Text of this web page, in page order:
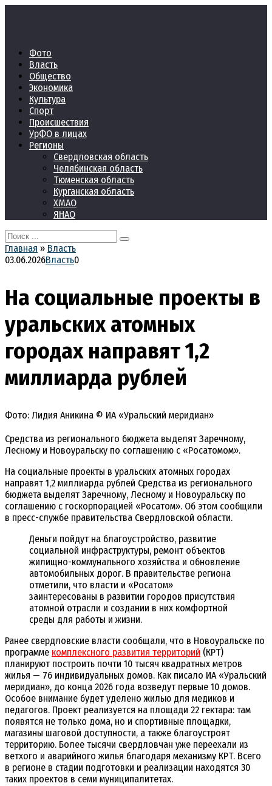
Фото
Власть
Общество
Экономика
Культура
Спорт
Происшествия
УрФО в лицах
Регионы
Свердловская область
Челябинская область
Тюменская область
Курганская область
ХМАО
ЯНАО
Search
for:
Главная » Власть
03.06.2026Власть0
На социальные проекты в
уральских атомных
городах направят 1,2
миллиарда рублей
Фото: Лидия Аникина © ИА «Уральский меридиан»
Средства из регионального бюджета выделят Заречному,
Лесному и Новоуральску по соглашению с «Росатомом».
На социальные проекты в уральских атомных городах
направят 1,2 миллиарда рублей Средства из регионального
бюджета выделят Заречному, Лесному и Новоуральску по
соглашению с госкорпорацией «Росатом». Об этом сообщили
в пресс-службе правительства Свердловской области.
Деньги пойдут на благоустройство, развитие
социальной инфраструктуры, ремонт объектов
жилищно-коммунального хозяйства и обновление
автомобильных дорог. В правительстве региона
отметили, что власти и «Росатом»
заинтересованы в развитии городов присутствия
атомной отрасли и создании в них комфортной
среды для работы и жизни.
Ранее свердловские власти сообщали, что в Новоуральске по
программе комплексного развития территорий (КРТ)
планируют построить почти 10 тысяч квадратных метров
жилья — 76 индивидуальных домов. Как писало ИА «Уральский
меридиан», до конца 2026 года возведут первые 10 домов.
Особое внимание будет уделено жилью для медиков и
педагогов. Проект реализуется на площади 22 гектара: там
появятся не только дома, но и спортивные площадки,
магазины шаговой доступности, а также благоустроят
территорию. Более тысячи свердловчан уже переехали из
ветхого и аварийного жилья благодаря механизму КРТ. Всего
в регионе в стадии подготовки и реализации находятся 30
таких проектов в семи муниципалитетах.